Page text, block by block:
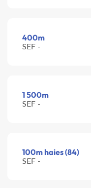
400m
SEF -
1 500m
SEF -
100m haies (84)
SEF -